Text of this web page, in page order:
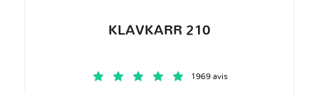
KLAVKARR 210
1969 avis